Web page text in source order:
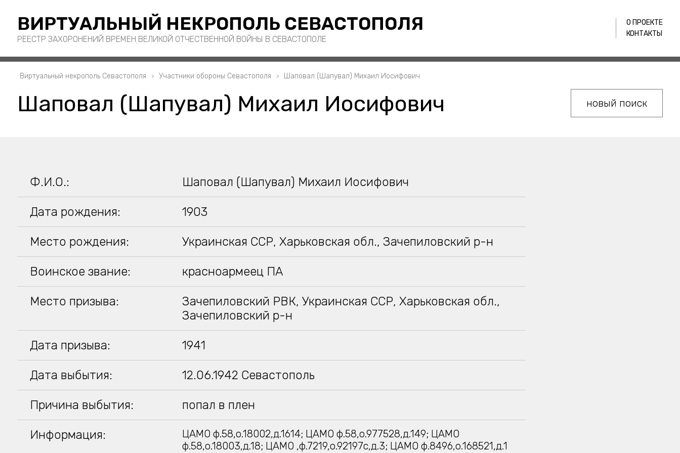
ВИРТУАЛЬНЫЙ НЕКРОПОЛЬ СЕВАСТОПОЛЯ
РЕЕСТР ЗАХОРОНЕНИЙ ВРЕМЕН ВЕЛИКОЙ ОТЧЕСТВЕННОЙ ВОЙНЫ В СЕВАСТОПОЛЕ
О ПРОЕКТЕ
КОНТАКТЫ
Виртуальный некрополь Севастополя Участники обороны Севастополя Шаповал (Шапувал) Михаил Иосифович
Шаповал (Шапувал) Михаил Иосифович новый поиск
Ф.И.О.: Шаповал (Шапувал) Михаил Иосифович
Дата рождения: 1903
Место рождения: Украинская ССР, Харьковская обл., Зачепиловский р-н
Воинское звание: красноармеец ПА
Место призыва:
Зачепиловский РВК, Украинская ССР, Харьковская обл.,
Зачепиловский р-н
Дата призыва: 1941
Дата выбытия: 12.06.1942 Севастополь
Причина выбытия: попал в плен
Информация:
ЦАМО ф.58,о.18002,д.1614; ЦАМО ф.58,о.977528,д.149; ЦАМО
ф.58,о.18003,д.18; ЦАМО ,ф.7219,о.92197с,д.3; ЦАМО ф.8496,о.168521,д.1